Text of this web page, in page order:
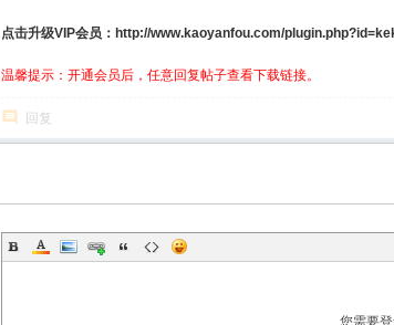
点击升级VIP会员：http://www.kaoyanfou.com/
温馨提示：开通会员后，任意回复帖子查看下载链接。
回复
您需要